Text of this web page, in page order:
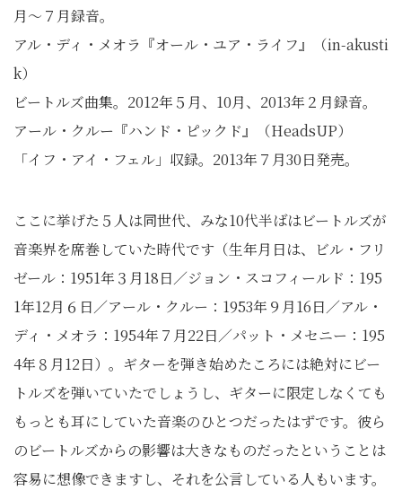
月〜７月録音。
アル・ディ・メオラ『オール・ユア・ライフ』（in-akusti
k）
ビートルズ曲集。2012年５月、10月、2013年２月録音。
アール・クルー『ハンド・ピックド』（HeadsUP）
「イフ・アイ・フェル」収録。2013年７月30日発売。
ここに挙げた５人は同世代、みな10代半ばはビートルズが
音楽界を席巻していた時代です（生年月日は、ビル・フリ
ゼール：1951年３月18日／ジョン・スコフィールド：195
1年12月６日／アール・クルー：1953年９月16日／アル・
ディ・メオラ：1954年７月22日／パット・メセニー：195
4年８月12日）。ギターを弾き始めたころには絶対にビー
トルズを弾いていたでしょうし、ギターに限定しなくても
もっとも耳にしていた音楽のひとつだったはずです。彼ら
のビートルズからの影響は大きなものだったということは
容易に想像できますし、それを公言している人もいます。